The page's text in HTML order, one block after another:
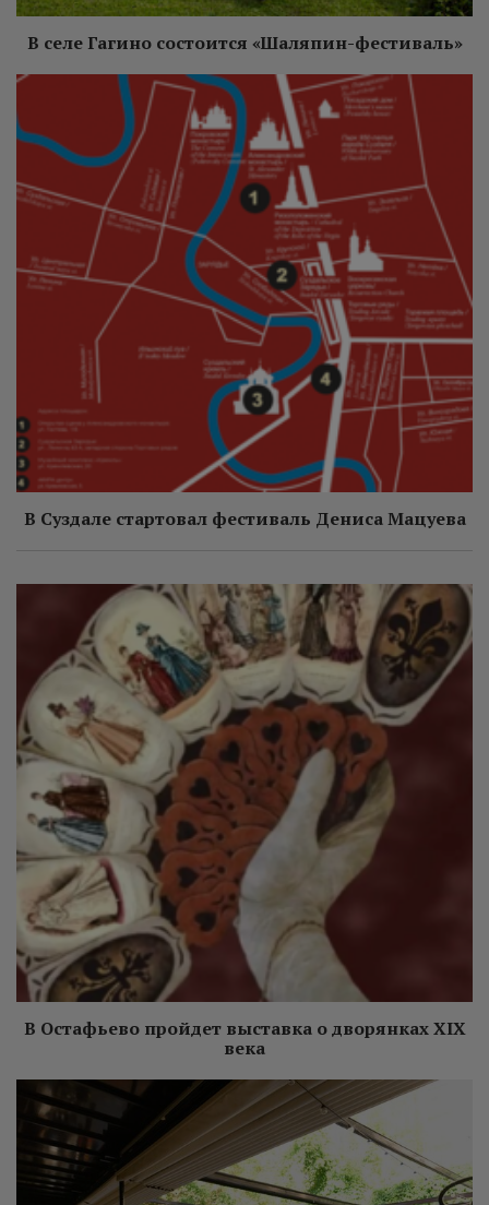
В селе Гагино состоится «Шаляпин-фестиваль»
В Суздале стартовал фестиваль Дениса Мацуева
В Остафьево пройдет выставка о дворянках XIX
века